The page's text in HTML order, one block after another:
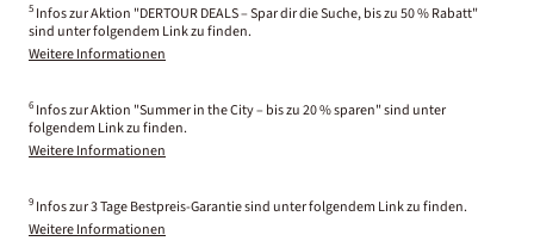
5 Infos zur Aktion "DERTOUR DEALS – Spar dir die Suche, bis zu 50 % Rabatt"
sind unter folgendem Link zu finden.
Weitere Informationen
6 Infos zur Aktion "Summer in the City – bis zu 20 % sparen" sind unter
folgendem Link zu finden.
Weitere Informationen
9 Infos zur 3 Tage Bestpreis-Garantie sind unter folgendem Link zu finden.
Weitere Informationen